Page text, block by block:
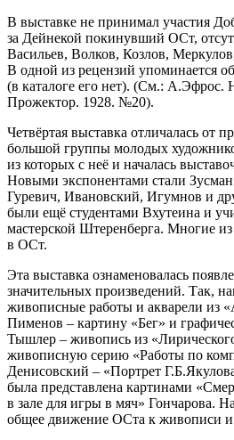
В выставке не принимал участия
за Дейнекой покинувший ОСт,
Васильев, Волков, Козлов,
В одной из рецензий упоминается
(в каталоге его нет). (См.: А.Эфрос.
Прожектор. 1928. №20).
Четвёртая выставка отличалась от
большой группы молодых
из которых с неё и началась
Новыми экспонентами стали
Гуревич, Ивановский, Игумнов и
были ещё студентами Вхутеина и
мастерской Штеренберга. Многие
в ОСт.
Эта выставка ознаменовалась
значительных произведений. Так,
живописные работы и акварели из
Пименов – картину «Бег» и
Тышлер – живопись из
живописную серию «Работы по
Денисовский – «Портрет
была представлена картинами
в зале для игры в мяч» Гончарова.
общее движение ОСта к живописи